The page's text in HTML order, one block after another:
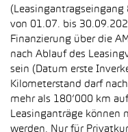
(Leasingantragseingang
von 01.07. bis
Finanzierung über die
nach Ablauf des
sein (Datum erste
Kilometerstand darf
mehr als 180’000 km
Leasinganträge können
werden. Nur für